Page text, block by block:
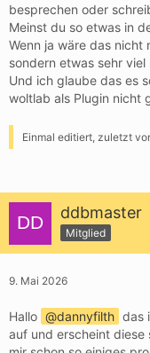
besprechen oder
Meinst du so etwas in
Wenn ja wäre das nicht
sondern etwas sehr viel
Und ich glaube das es
woltlab als Plugin nicht
Einmal editiert, zuletzt
ddbmaster
Mitglied
9. Mai 2026
Hallo dannyfilth das
auf und erscheint diese